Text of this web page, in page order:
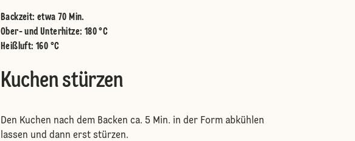
Backzeit: etwa 70 Min.
Ober- und Unterhitze: 180 °C
Heißluft: 160 °C
Kuchen stürzen
Den Kuchen nach dem Backen ca. 5 Min. in der Form abkühlen
lassen und dann erst stürzen.